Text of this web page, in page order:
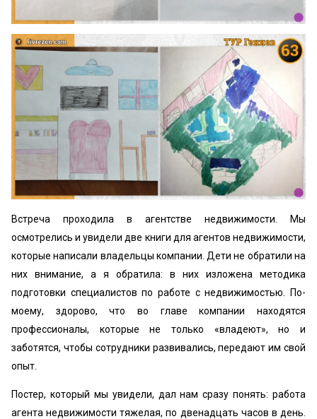
Встреча проходила в агентстве недвижимости. Мы
осмотрелись и увидели две книги для агентов недвижимости,
которые написали владельцы компании. Дети не обратили на
них внимание, а я обратила: в них изложена методика
подготовки специалистов по работе с недвижимостью. По-
моему, здорово, что во главе компании находятся
профессионалы, которые не только «владеют», но и
заботятся, чтобы сотрудники развивались, передают им свой
опыт.
Постер, который мы увидели, дал нам сразу понять: работа
агента недвижимости тяжелая, по двенадцать часов в день.